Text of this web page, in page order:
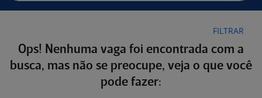
FILTRAR
Ops! Nenhuma vaga foi encontrada com a
busca, mas não se preocupe, veja o que você
pode fazer: